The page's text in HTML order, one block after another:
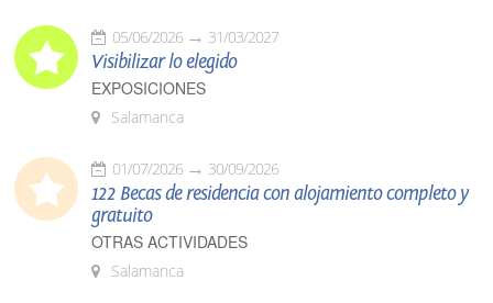
05/06/2026 31/03/2027
Visibilizar lo elegido
EXPOSICIONES
Salamanca
01/07/2026 30/09/2026
122 Becas de residencia con alojamiento completo y
gratuito
OTRAS ACTIVIDADES
Salamanca